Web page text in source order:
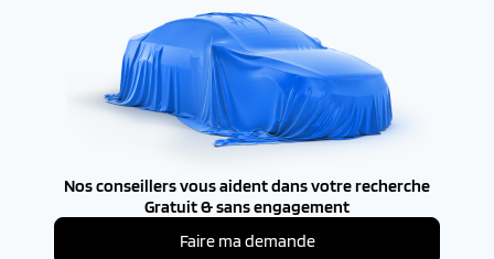
Nos conseillers vous aident dans votre recherche
Gratuit & sans engagement
Faire ma demande